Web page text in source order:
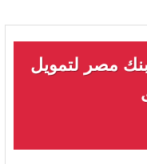
من بنك مصر لتمويل